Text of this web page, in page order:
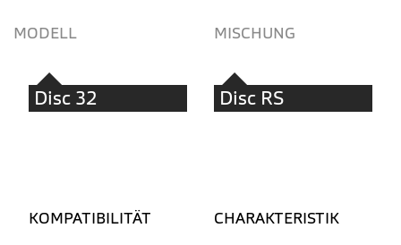
MODELL MISCHUNG
Disc 32 Disc RS
KOMPATIBILITÄT
CHARAKTERISTIK